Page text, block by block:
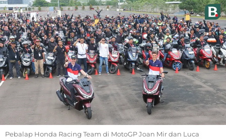
Pebalap Honda Racing Team di MotoGP Joan Mir dan Luca